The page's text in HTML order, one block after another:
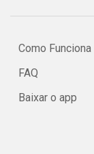
Como Funciona
FAQ
Baixar o app